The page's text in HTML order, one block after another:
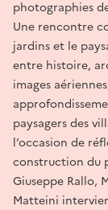
photographies
Une rencontre
jardins et le
entre histoire,
images
paysagers des
l’occasion de
construction du
Giuseppe Rallo,
Matteini